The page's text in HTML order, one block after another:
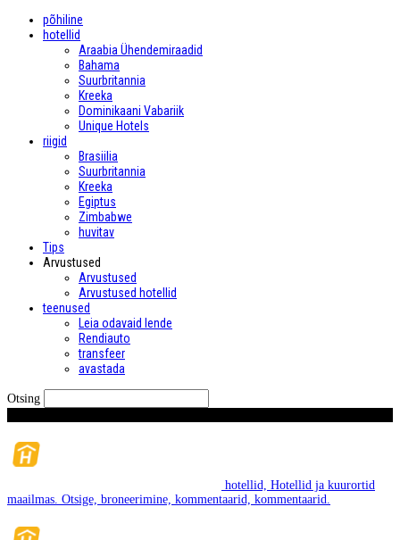
põhiline
hotellid
Araabia Ühendemiraadid
Bahama
Suurbritannia
Kreeka
Dominikaani Vabariik
Unique Hotels
riigid
Brasiilia
Suurbritannia
Kreeka
Egiptus
Zimbabwe
huvitav
Tips
Arvustused
Arvustused
Arvustused hotellid
teenused
Leia odavaid lende
Rendiauto
transfeer
avastada
Otsing
hotellid, Hotellid ja kuurortid
maailmas. Otsige, broneerimine, kommentaarid, kommentaarid.